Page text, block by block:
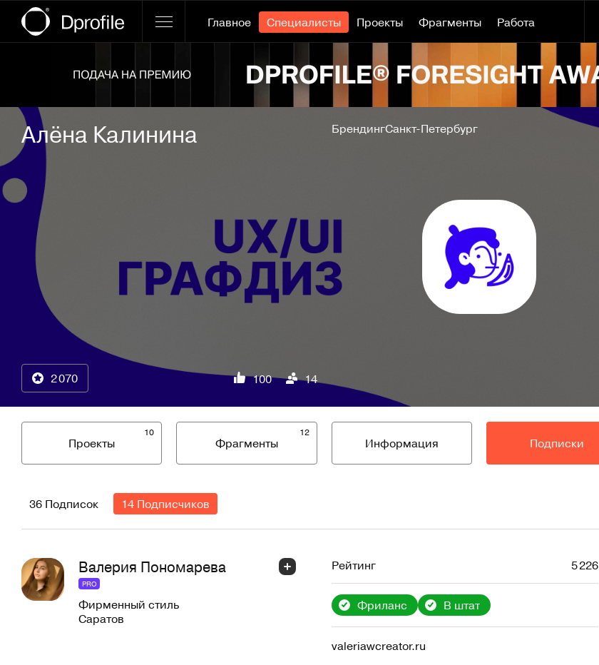
Главное Специалисты Проекты Фрагменты Работа
Алёна Калинина БрендингСанкт-Петербург
2 070 100 14
10
Проекты
12
Фрагменты Информация Подписки
36 Подписок 14 Подписчиков
Валерия Пономарева
PRO
Фирменный стиль
Саратов
Рейтинг 5 226
Фриланс В штат
valeriawcreator.ru